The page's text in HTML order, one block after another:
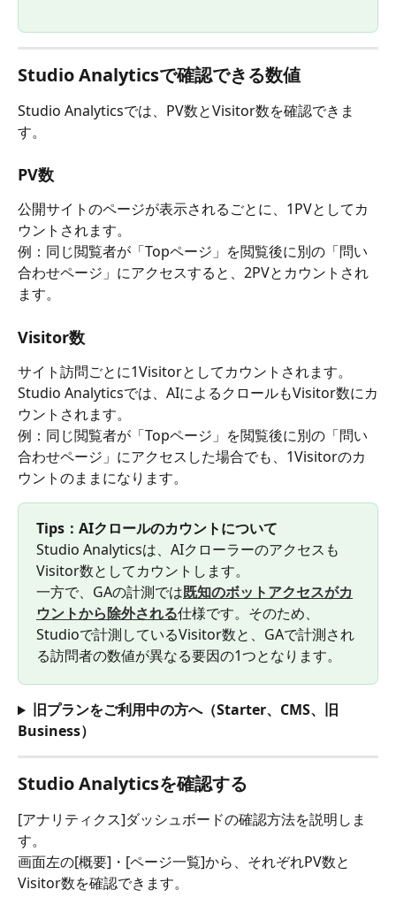
Studio Analyticsで確認できる数値
Studio Analyticsでは、PV数とVisitor数を確認できま
す。
PV数
公開サイトのページが表示されるごとに、1PVとしてカ
ウントされます。
例：同じ閲覧者が「Topページ」を閲覧後に別の「問い
合わせページ」にアクセスすると、2PVとカウントされ
ます。
Visitor数
サイト訪問ごとに1Visitorとしてカウントされます。
Studio Analyticsでは、AIによるクロールもVisitor数にカ
ウントされます。
例：同じ閲覧者が「Topページ」を閲覧後に別の「問い
合わせページ」にアクセスした場合でも、1Visitorのカ
ウントのままになります。
Tips：AIクロールのカウントについて
Studio Analyticsは、AIクローラーのアクセスも
Visitor数としてカウントします。
一方で、GAの計測では既知のボットアクセスがカ
ウントから除外される仕様です。そのため、
Studioで計測しているVisitor数と、GAで計測され
る訪問者の数値が異なる要因の1つとなります。
旧プランをご利用中の方へ（Starter、CMS、旧
Business）
Studio Analyticsを確認する
[アナリティクス]ダッシュボードの確認方法を説明しま
す。
画面左の[概要]・[ページ一覧]から、それぞれPV数と
Visitor数を確認できます。